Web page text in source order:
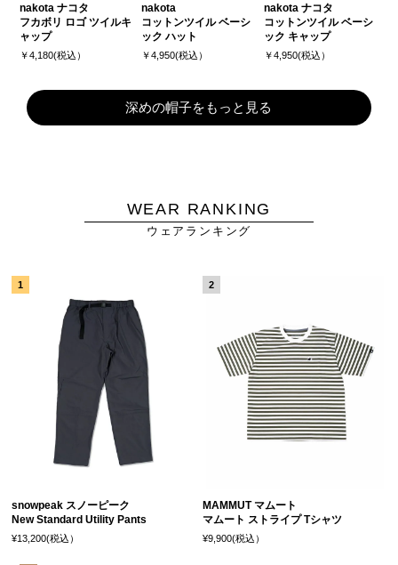
nakota ナコタ
フカボリ ロゴ ツイルキ
ャップ
￥4,180(税込）
nakota
コットンツイル ベーシ
ック ハット
￥4,950(税込）
nakota ナコタ
コットンツイル ベーシ
ック キャップ
￥4,950(税込）
深めの帽子をもっと見る
WEAR RANKING
ウェアランキング
snowpeak スノーピーク
New Standard Utility Pants
¥13,200(税込）
MAMMUT マムート
マムート ストライプ Tシャツ
¥9,900(税込）